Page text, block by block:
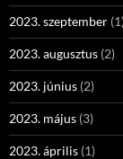
2023. szeptember
2023. augusztus (2)
2023. június (2)
2023. május (3)
2023. április (1)